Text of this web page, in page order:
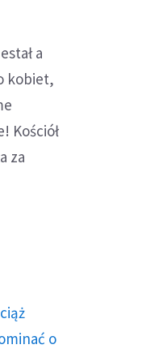
a
kobiet,
Kościół
za
o